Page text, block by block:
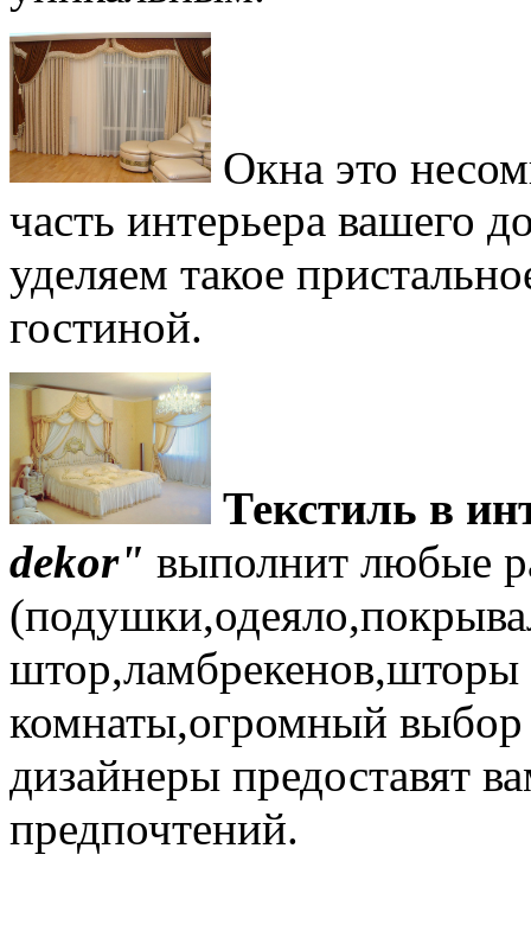
Окна это
часть интерьера вашего
уделяем такое
гостиной.
Текстиль в
dekor" выполнит любые
штор,ламбрекенов,шторы
комнаты,огромный
дизайнеры предоставят
предпочтений.